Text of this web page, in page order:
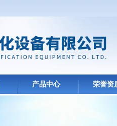
产品中心 荣誉资